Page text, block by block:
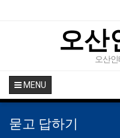
오산
오산
MENU
묻고 답하기